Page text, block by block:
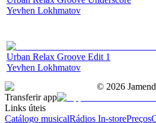
Yevhen Lokhmatov
Urban Relax Groove Edit 1
Yevhen Lokhmatov
© 2026
Transferir app
Links úteis
Catálogo musicalRádios In-storePreços